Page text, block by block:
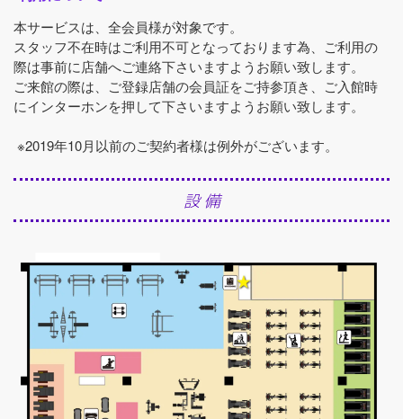
本サービスは、全会員様が対象です。
スタッフ不在時はご利用不可となっております為、ご利用の
際は事前に店舗へご連絡下さいますようお願い致します。
ご来館の際は、ご登録店舗の会員証をご持参頂き、ご入館時
にインターホンを押して下さいますようお願い致します。
※2019年10月以前のご契約者様は例外がございます。
設 備